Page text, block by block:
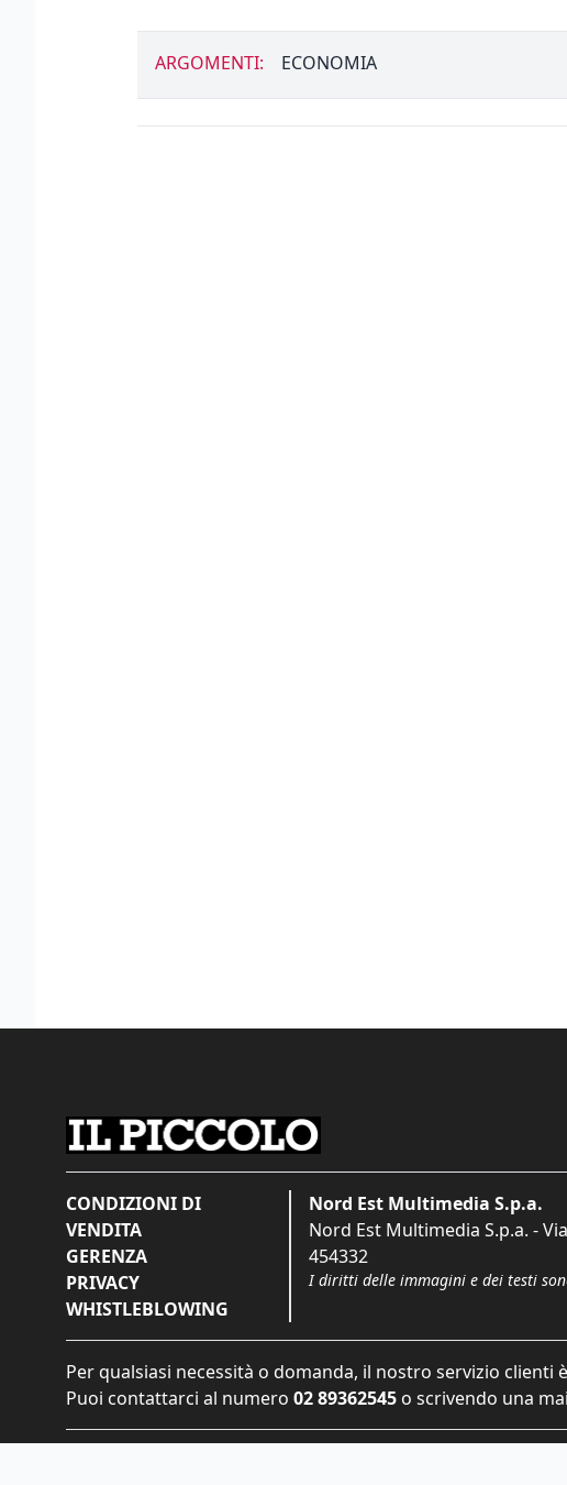
ARGOMENTI: ECONOMIA
CONDIZIONI DI
VENDITA
GERENZA
PRIVACY
WHISTLEBLOWING
Nord Est Multimedia S.p.a.
Nord Est Multimedia S.p.a. -
454332
I diritti delle immagini e dei testi
Per qualsiasi necessità o domanda, il nostro servizio clienti
Puoi contattarci al numero 02 89362545 o scrivendo una